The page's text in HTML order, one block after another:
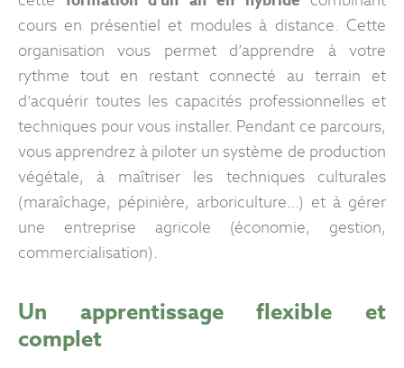
cours en présentiel et modules à distance. Cette
organisation vous permet d’apprendre à votre
rythme tout en restant connecté au terrain et
d’acquérir toutes les capacités professionnelles et
techniques pour vous installer. Pendant ce parcours,
vous apprendrez à piloter un système de production
végétale, à maîtriser les techniques culturales
(maraîchage, pépinière, arboriculture…) et à gérer
une entreprise agricole (économie, gestion,
commercialisation).
Un apprentissage flexible et
complet